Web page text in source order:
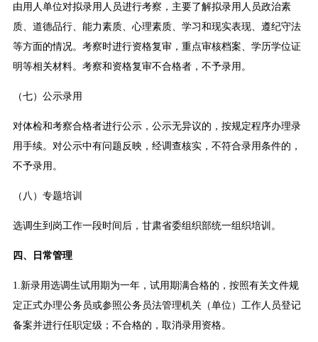
由用人单位对拟录用人员进行考察，主要了解拟录用人员政治素
质、道德品行、能力素质、心理素质、学习和现实表现、遵纪守法
等方面的情况。考察时进行资格复审，重点审核档案、学历学位证
明等相关材料。考察和资格复审不合格者，不予录用。
（七）公示录用
对体检和考察合格者进行公示，公示无异议的，按规定程序办理录
用手续。对公示中有问题反映，经调查核实，不符合录用条件的，
不予录用。
（八）专题培训
选调生到岗工作一段时间后，甘肃省委组织部统一组织培训。
四、日常管理
1.新录用选调生试用期为一年，试用期满合格的，按照有关文件规
定正式办理公务员或参照公务员法管理机关（单位）工作人员登记
备案并进行任职定级；不合格的，取消录用资格。